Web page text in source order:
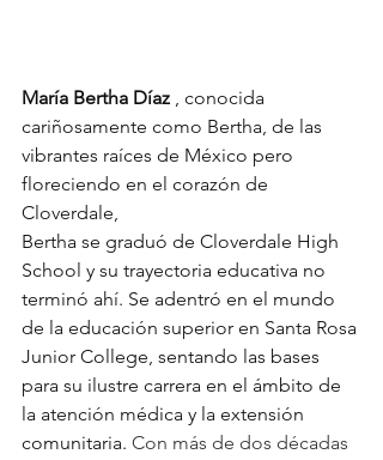
María Bertha Díaz , conocida
cariñosamente como Bertha, de las
vibrantes raíces de México pero
floreciendo en el corazón de
Cloverdale,
Bertha se graduó de Cloverdale High
School y su trayectoria educativa no
terminó ahí. Se adentró en el mundo
de la educación superior en Santa Rosa
Junior College, sentando las bases
para su ilustre carrera en el ámbito de
la atención médica y la extensión
comunitaria. Con más de dos décadas